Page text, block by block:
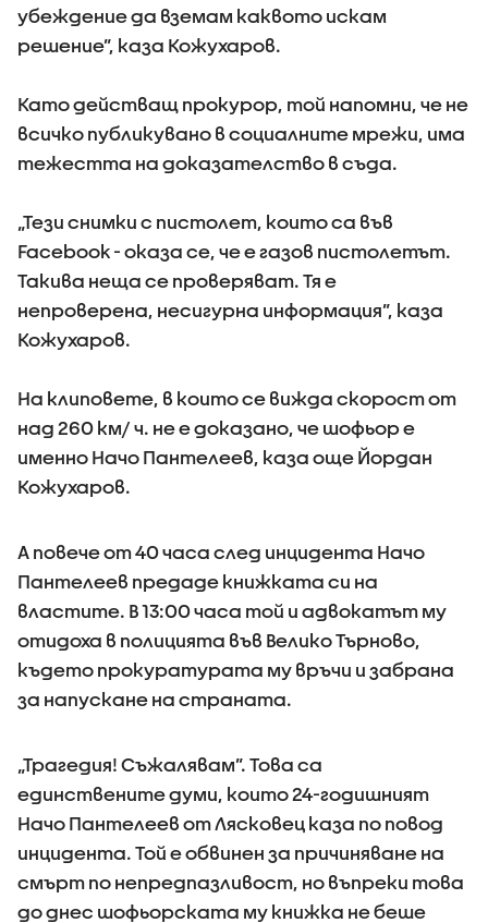
убеждение да вземам каквото искам
решение”, каза Кожухаров.
Като действащ прокурор, той напомни, че не
всичко публикувано в социалните мрежи, има
тежестта на доказателство в съда.
„Тези снимки с пистолет, които са във
Facebook - оказа се, че е газов пистолетът.
Такива неща се проверяват. Тя е
непроверена, несигурна информация”, каза
Кожухаров.
На клиповете, в които се вижда скорост от
над 260 км/ ч. не е доказано, че шофьор е
именно Начо Пантелеев, каза още Йордан
Кожухаров.
А повече от 40 часа след инцидента Начо
Пантелеев предаде книжката си на
властите. В 13:00 часа той и адвокатът му
отидоха в полицията във Велико Търново,
където прокуратурата му връчи и забрана
за напускане на страната.
„Трагедия! Съжалявам”. Това са
единствените думи, които 24-годишният
Начо Пантелеев от Лясковец каза по повод
инцидента. Той е обвинен за причиняване на
смърт по непредпазливост, но въпреки това
до днес шофьорската му книжка не беше